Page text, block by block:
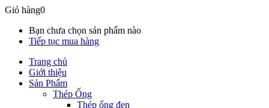
Giỏ hàng0
Bạn chưa chọn sản phẩm nào
Tiếp tục mua hàng
Trang chủ
Giới thiệu
Sản Phẩm
Thép Ống
Thép ống đen